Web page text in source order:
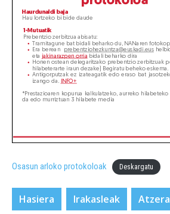
Osasun arloko protokoloak Deskargatu
Hasiera Irakasleak Atzera